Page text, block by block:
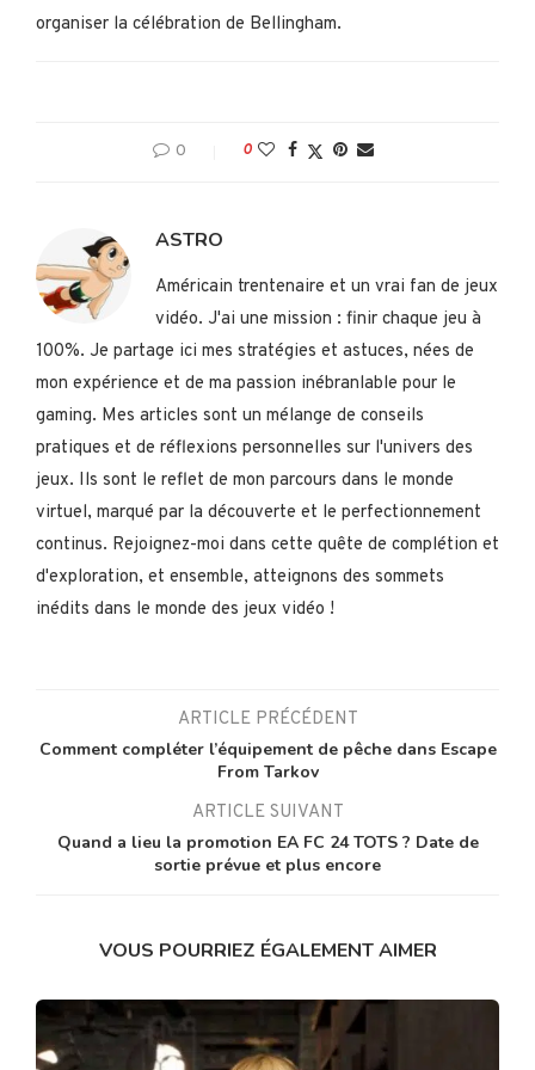
organiser la célébration de Bellingham.
0 0
ASTRO
Américain trentenaire et un vrai fan de jeux
vidéo. J'ai une mission : finir chaque jeu à
100%. Je partage ici mes stratégies et astuces, nées de
mon expérience et de ma passion inébranlable pour le
gaming. Mes articles sont un mélange de conseils
pratiques et de réflexions personnelles sur l'univers des
jeux. Ils sont le reflet de mon parcours dans le monde
virtuel, marqué par la découverte et le perfectionnement
continus. Rejoignez-moi dans cette quête de complétion et
d'exploration, et ensemble, atteignons des sommets
inédits dans le monde des jeux vidéo !
ARTICLE PRÉCÉDENT
Comment compléter l’équipement de pêche dans Escape
From Tarkov
ARTICLE SUIVANT
Quand a lieu la promotion EA FC 24 TOTS ? Date de
sortie prévue et plus encore
VOUS POURRIEZ ÉGALEMENT AIMER